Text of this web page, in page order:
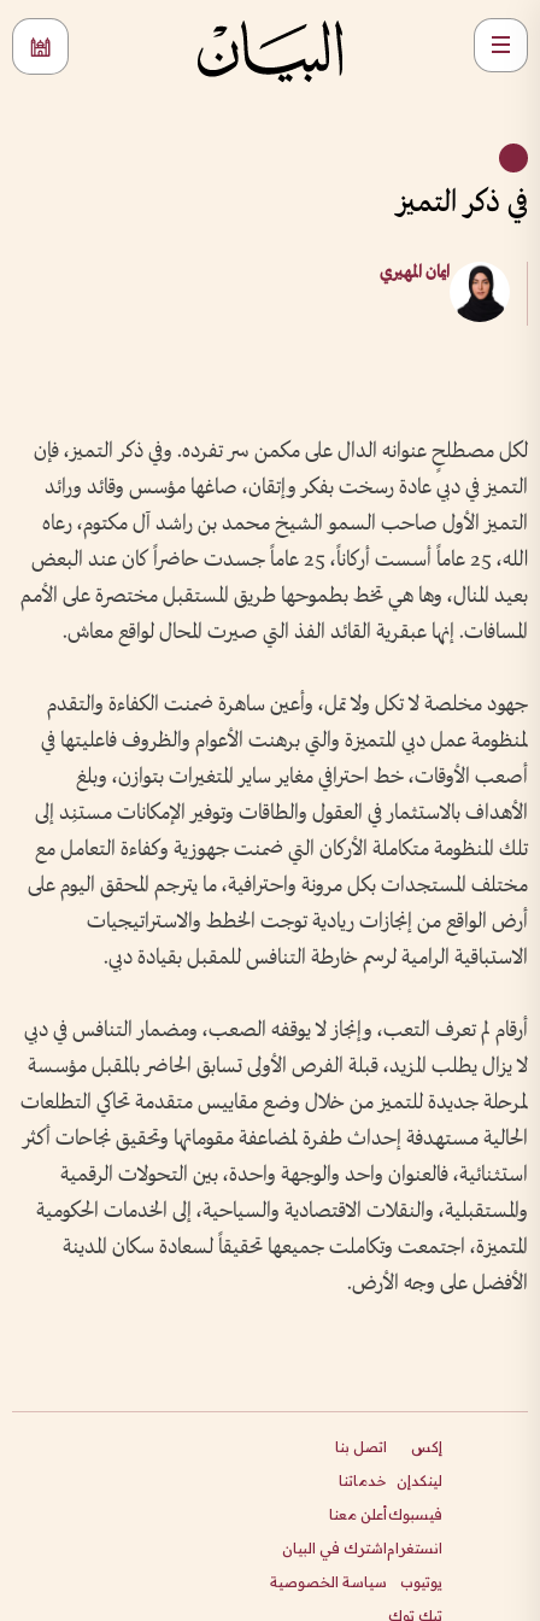
في ذكر التميز
ايمان المهيري
لكل مصطلحٍ عنوانه الدال على مكمن سر تفرده. وفي ذكر التميز، فإن
التميز في دبي عادة رسخت بفكر وإتقان، صاغها مؤسس وقائد ورائد
التميز الأول صاحب السمو الشيخ محمد بن راشد آل مكتوم، رعاه
الله، 25 عاماً أسست أركاناً، 25 عاماً جسدت حاضراً كان عند البعض
بعيد المنال، وها هي تخط بطموحها طريق المستقبل مختصرة على الأمم
المسافات. إنها عبقرية القائد الفذ التي صيرت المحال لواقع معاش.
جهود مخلصة لا تكل ولا تمل، وأعين ساهرة ضمنت الكفاءة والتقدم
لمنظومة عمل دبي المتميزة والتي برهنت الأعوام والظروف فاعليتها في
أصعب الأوقات، خط احترافي مغاير ساير المتغيرات بتوازن، وبلغ
الأهداف بالاستثمار في العقول والطاقات وتوفير الإمكانات مستنِد إلى
تلك المنظومة متكاملة الأركان التي ضمنت جهوزية وكفاءة التعامل مع
مختلف المستجدات بكل مرونة واحترافية، ما يترجم المحقق اليوم على
أرض الواقع من إنجازات ريادية توجت الخطط والاستراتيجيات
الاستباقية الرامية لرسم خارطة التنافس للمقبل بقيادة دبي.
أرقام لم تعرف التعب، وإنجاز لا يوقفه الصعب، ومضمار التنافس في دبي
لا يزال يطلب المزيد، قبلة الفرص الأولى تسابق الحاضر بالمقبل مؤسسة
لمرحلة جديدة للتميز من خلال وضع مقاييس متقدمة تحاكي التطلعات
الحالية مستهدفة إحداث طفرة لمضاعفة مقوماتها وتحقيق نجاحات أكثر
استثنائية، فالعنوان واحد والوجهة واحدة، بين التحولات الرقمية
والمستقبلية، والنقلات الاقتصادية والسياحية، إلى الخدمات الحكومية
المتميزة، اجتمعت وتكاملت جميعها تحقيقاً لسعادة سكان المدينة
الأفضل على وجه الأرض.
إكس
لينكدإن
فيسبوك
انستغرام
يوتيوب
تيك توك
اتصل بنا
خدماتنا
أعلن معنا
اشترك في البيان
سياسة الخصوصية